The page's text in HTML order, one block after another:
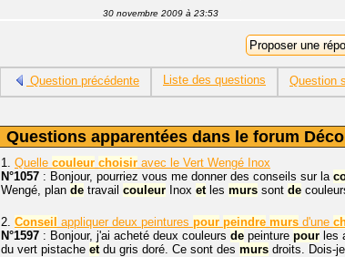
30 novembre 2009 à 23:53
Question précédente Liste des questions Question
Questions apparentées dans le forum
1. Quelle couleur choisir avec le Vert Wengé Inox
N°1057 : Bonjour, pourriez vous me donner des conseils sur la
Wengé, plan de travail couleur Inox etles murs sont de
2. Conseil appliquer deux peintures pour peindre murs d'une
N°1597 : Bonjour, j'ai acheté deux couleurs de peinture pour les
du vert pistache etdu gris doré. Ce sont des murs droits. Dois-